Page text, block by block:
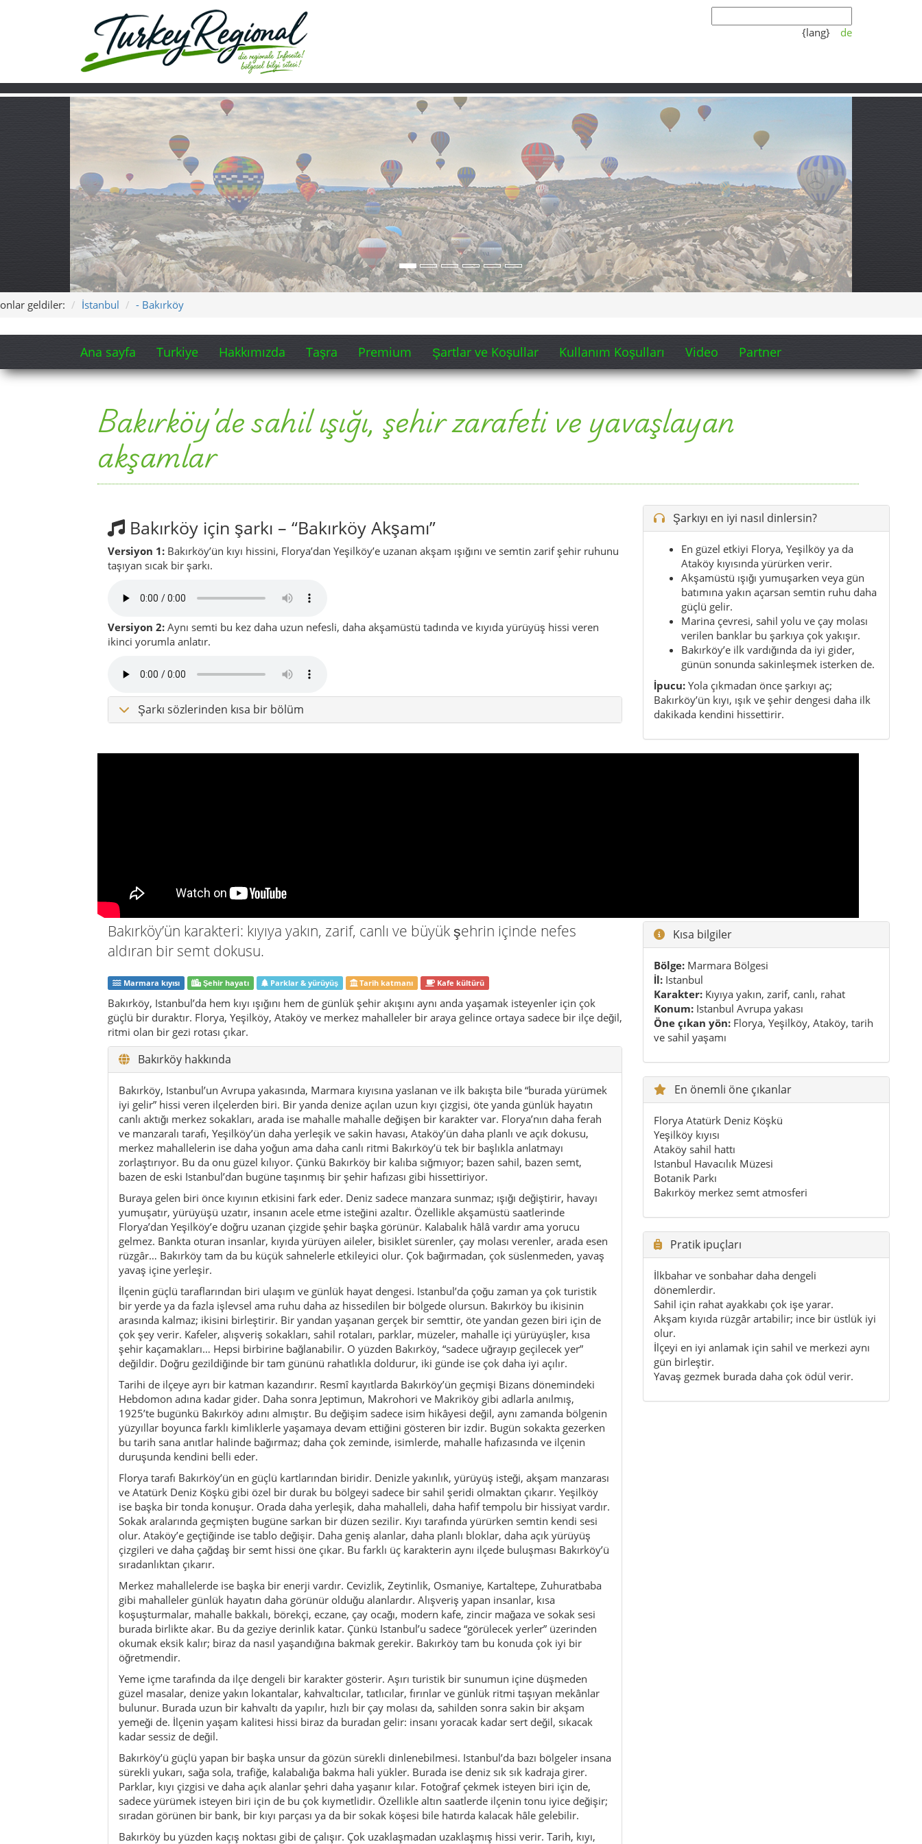
{lang} de
İstanbul - Bakırköy
Ana sayfa Turkiye Hakkımızda Taşra Premium Şartlar ve Koşullar Kullanım Koşulları
Bakırköy’de sahil ışığı, şehir zarafeti ve yavaşlayan
akşamlar
Bakırköy için şarkı – “Bakırköy Akşamı”
Versiyon 1:Bakırköy’ün kıyı hissini, Florya’dan Yeşilköy’e uzanan akşam ışığını ve semtin zarif şehir ruhunu
taşıyan sıcak bir şarkı.
Versiyon 2: Aynı semti bu kez daha uzun nefesli, daha akşamüstü tadında ve kıyıda yürüyüş hissi veren
ikinci yorumla anlatır.
En güzel etkiyi Florya, Yeşilköy ya da
Ataköy kıyısında yürürken verir.
Akşamüstü ışığı yumuşarken veya gün
Marina çevresi, sahil yolu ve çay molası
verilen banklar bu şarkıya çok yakışır.
Bakırköy’ün kıyı, ışık ve şehir dengesi daha ilk
dakikada kendini hissettirir.
aldıran bir semt dokusu.
Bakırköy, Istanbul’un Avrupa yakasında, Marmara kıyısına yaslanan ve ilk bakışta bile “burada yürümek
iyi gelir” hissi veren ilçelerden biri. Bir yanda denize açılan uzun kıyı çizgisi, öte yanda günlük hayatın
canlı aktığı merkez sokakları, arada ise mahalle mahalle değişen bir karakter var. Florya’nın daha ferah
ve manzaralı tarafı, Yeşilköy’ün daha yerleşik ve sakin havası, Ataköy’ün daha planlı ve açık dokusu,
merkez mahallelerin ise daha yoğun ama daha canlı ritmi Bakırköy’ü tek bir başlıkla anlatmayı
bazen de eski Istanbul’dan bugüne taşınmış bir şehir hafızası gibi hissettiriyor.
Buraya gelen biri önce kıyının etkisini fark eder. Deniz sadece manzara sunmaz; ışığı değiştirir, havayı
yumuşatır, yürüyüşü uzatır, insanın acele etme isteğini azaltır. Özellikle akşamüstü saatlerinde
Florya’dan Yeşilköy’e doğru uzanan çizgide şehir başka görünür. Kalabalık hâlâ vardır ama yorucu
gelmez. Bankta oturan insanlar, kıyıda yürüyen aileler, bisiklet sürenler, çay molası verenler, arada esen
rüzgâr… Bakırköy tam da bu küçük sahnelerle etkileyici olur. Çok bağırmadan, çok süslenmeden, yavaş
yavaş içine yerleşir.
İlçenin güçlü taraflarından biri ulaşım ve günlük hayat dengesi. Istanbul’da çoğu zaman ya çok turistik
bir yerde ya da fazla işlevsel ama ruhu daha az hissedilen bir bölgede olursun. Bakırköy bu ikisinin
arasında kalmaz; ikisini birleştirir. Bir yandan yaşanan gerçek bir semttir, öte yandan gezen biri için de
çok şey verir. Kafeler, alışveriş sokakları, sahil rotaları, parklar, müzeler, mahalle içi yürüyüşler, kısa
şehir kaçamakları… Hepsi birbirine bağlanabilir. O yüzden Bakırköy, “sadece uğrayıp geçilecek yer”
değildir. Doğru gezildiğinde bir tam gününü rahatlıkla doldurur, iki günde ise çok daha iyi açılır.
Hebdomon adına kadar gider. Daha sonra Jeptimun, Makrohori ve Makriköy gibi adlarla anılmış,
1925’te bugünkü Bakırköy adını almıştır. Bu değişim sadece isim hikâyesi değil, aynı zamanda bölgenin
yüzyıllar boyunca farklı kimliklerle yaşamaya devam ettiğini gösteren bir izdir. Bugün sokakta gezerken
bu tarih sana anıtlar halinde bağırmaz; daha çok zeminde, isimlerde, mahalle hafızasında ve ilçenin
duruşunda kendini belli eder.
ve Atatürk Deniz Köşkü gibi özel bir durak bu bölgeyi sadece bir sahil şeridi olmaktan çıkarır. Yeşilköy
ise başka bir tonda konuşur. Orada daha yerleşik, daha mahalleli, daha hafif tempolu bir hissiyat vardır.
Sokak aralarında geçmişten bugüne sarkan bir düzen sezilir. Kıyı tarafında yürürken semtin kendi sesi
olur. Ataköy’e geçtiğinde ise tablo değişir. Daha geniş alanlar, daha planlı bloklar, daha açık yürüyüş
çizgileri ve daha çağdaş bir semt hissi öne çıkar. Bu farklı üç karakterin aynı ilçede buluşması Bakırköy’ü
sıradanlıktan çıkarır.
Merkez mahallelerde ise başka bir enerji vardır. Cevizlik, Zeytinlik, Osmaniye, Kartaltepe, Zuhuratbaba
gibi mahalleler günlük hayatın daha görünür olduğu alanlardır. Alışveriş yapan insanlar, kısa
koşuşturmalar, mahalle bakkalı, börekçi, eczane, çay ocağı, modern kafe, zincir mağaza ve sokak sesi
burada birlikte akar. Bu da geziye derinlik katar. Çünkü Istanbul’u sadece “görülecek yerler” üzerinden
okumak eksik kalır; biraz da nasıl yaşandığına bakmak gerekir. Bakırköy tam bu konuda çok iyi bir
öğretmendir.
Yeme içme tarafında da ilçe dengeli bir karakter gösterir. Aşırı turistik bir sunumun içine düşmeden
güzel masalar, denize yakın lokantalar, kahvaltıcılar, tatlıcılar, fırınlar ve günlük ritmi taşıyan mekânlar
bulunur. Burada uzun bir kahvaltı da yapılır, hızlı bir çay molası da, sahilden sonra sakin bir akşam
yemeği de. İlçenin yaşam kalitesi hissi biraz da buradan gelir: insanı yoracak kadar sert değil, sıkacak
kadar sessiz de değil.
Bakırköy’ü güçlü yapan bir başka unsur da gözün sürekli dinlenebilmesi. Istanbul’da bazı bölgeler insana
Parklar, kıyı çizgisi ve daha açık alanlar şehri daha yaşanır kılar. Fotoğraf çekmek isteyen biri için de,
sadece yürümek isteyen biri için de bu çok kıymetlidir. Özellikle altın saatlerde ilçenin tonu iyice değişir;
sıradan görünen bir bank, bir kıyı parçası ya da bir sokak köşesi bile hatırda kalacak hâle gelebilir.
Bakırköy bu yüzden kaçış noktası gibi de çalışır. Çok uzaklaşmadan uzaklaşmış hissi verir. Tarih, kıyı,
semt kültürü, hafif şıklık ve gerçek şehir hayatı aynı potada buluşur. Istanbul’u sadece Sultanahmet,
çok iyi bir cevaptır. Buraya bir kez gelenin aklında genelde tek bir yapı ya da tek bir görüntü değil, bir
duygu kalır: akşam yavaşlarken şehir de biraz yumuşuyor gibi. İşte Bakırköy’ün asıl gücü burada başlar.
Kültür & gelenekler
Aktiviteler
Gezi ipuçları / mikro rotalar
Sürdürülebilirlik
Kısa bilgiler
Florya Atatürk Deniz Köşkü
Yeşilköy kıyısı
Istanbul Havacılık Müzesi
Botanik Parkı
Bakırköy merkez semt atmosferi
Pratik ipuçları
İlkbahar ve sonbahar daha dengeli
dönemlerdir.
Akşam kıyıda rüzgâr artabilir; ince bir üstlük iyi
olur.
İlçeyi en iyi anlamak için sahil ve merkezi aynı
gün birleştir.
Yavaş gezmek burada daha çok ödül verir.